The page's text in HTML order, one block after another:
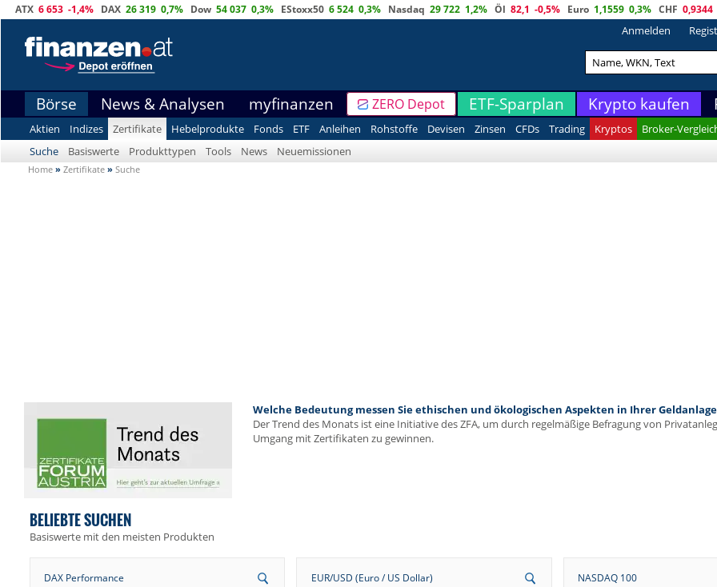
ATX 6 653 -1,4% DAX 26 319 0,7% Dow 54 037 0,3% EStoxx50 6 524 0,3% Nasdaq 29 722 1,2% Öl 82,1 -0,5% Euro 1,1559 0,3% CHF 0,9344
Anmelden
Börse News & Analysen myfinanzen ZERO Depot ETF-Sparplan Krypto kaufen
Aktien Indizes Zertifikate Hebelprodukte Fonds ETF Anleihen Rohstoffe Devisen Zinsen CFDs Trading Kryptos Broker-
Suche
Basiswerte Produkttypen Tools News Neuemissionen
Home » Zertifikate » Suche
Welche Bedeutung messen Sie ethischen und ökologischen Aspekten in Ihrer Geldanlage
Der Trend des Monats ist eine Initiative des ZFA, um durch regelmäßige Befragung von
Umgang mit Zertifikaten zu gewinnen.
BELIEBTE SUCHEN
Basiswerte mit den meisten Produkten
DAX Performance
EUR/USD (Euro / US Dollar)
NASDAQ 100